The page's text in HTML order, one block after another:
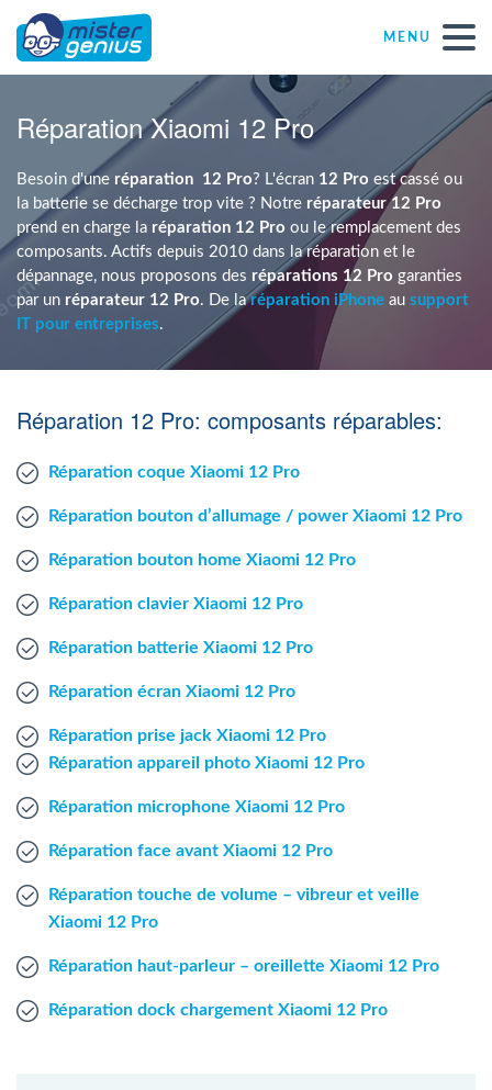
MENU
Réparations – Dépannages
Magasins informatiques toutes marques
Indépendant
PME
ASBL
Agent Mac
Réparation Xiaomi 12 Pro
Besoin d'une réparation 12 Pro? L'écran 12 Pro est cassé ou
la batterie se décharge trop vite ? Notre réparateur 12 Pro
prend en charge la réparation 12 Pro ou le remplacement des
composants. Actifs depuis 2010 dans la réparation et le
dépannage, nous proposons des réparations 12 Pro garanties
par un réparateur 12 Pro. De laréparation iPhone au support
IT pour entreprises.
Réparation 12 Pro: composants réparables:
Réparation coque Xiaomi 12 Pro
Réparation bouton d’allumage / power Xiaomi 12 Pro
Réparation bouton home Xiaomi 12 Pro
Réparation clavier Xiaomi 12 Pro
Réparation batterie Xiaomi 12 Pro
Réparation écran Xiaomi 12 Pro
Réparation prise jack Xiaomi 12 Pro
Réparation appareil photo Xiaomi 12 Pro
Réparation microphone Xiaomi 12 Pro
Réparation face avant Xiaomi 12 Pro
Réparation touche de volume – vibreur et veille
Xiaomi 12 Pro
Réparation haut-parleur – oreillette Xiaomi 12 Pro
Réparation dock chargement Xiaomi 12 Pro